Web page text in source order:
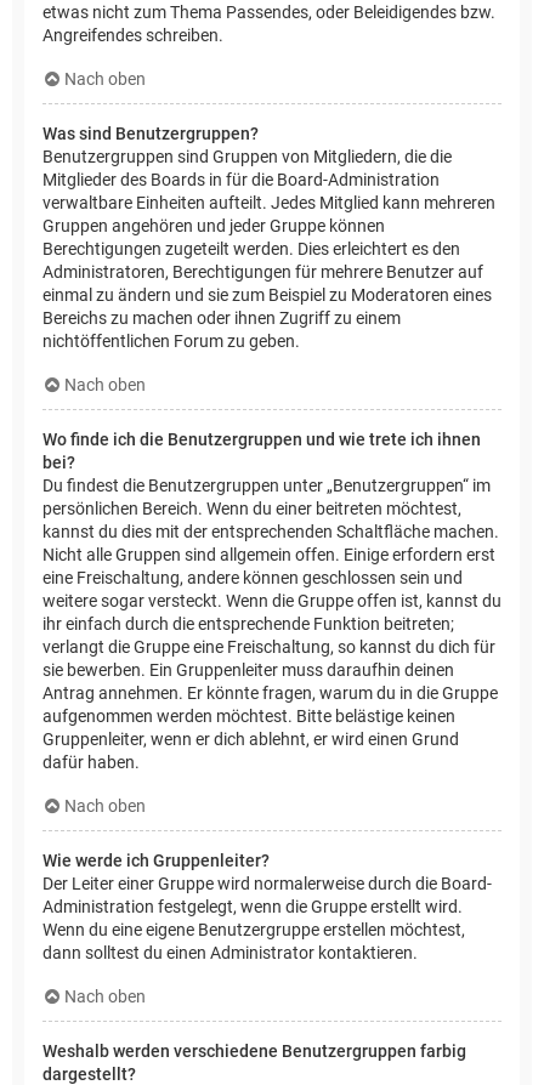
etwas nicht zum Thema Passendes, oder Beleidigendes bzw.
Angreifendes schreiben.
Nach oben
Was sind Benutzergruppen?
Benutzergruppen sind Gruppen von Mitgliedern, die die
Mitglieder des Boards in für die Board-Administration
verwaltbare Einheiten aufteilt. Jedes Mitglied kann mehreren
Gruppen angehören und jeder Gruppe können
Berechtigungen zugeteilt werden. Dies erleichtert es den
Administratoren, Berechtigungen für mehrere Benutzer auf
einmal zu ändern und sie zum Beispiel zu Moderatoren eines
Bereichs zu machen oder ihnen Zugriff zu einem
nichtöffentlichen Forum zu geben.
Nach oben
Wo finde ich die Benutzergruppen und wie trete ich ihnen
bei?
Du findest die Benutzergruppen unter „Benutzergruppen“ im
persönlichen Bereich. Wenn du einer beitreten möchtest,
kannst du dies mit der entsprechenden Schaltfläche machen.
Nicht alle Gruppen sind allgemein offen. Einige erfordern erst
eine Freischaltung, andere können geschlossen sein und
weitere sogar versteckt. Wenn die Gruppe offen ist, kannst du
ihr einfach durch die entsprechende Funktion beitreten;
verlangt die Gruppe eine Freischaltung, so kannst du dich für
sie bewerben. Ein Gruppenleiter muss daraufhin deinen
Antrag annehmen. Er könnte fragen, warum du in die Gruppe
aufgenommen werden möchtest. Bitte belästige keinen
Gruppenleiter, wenn er dich ablehnt, er wird einen Grund
dafür haben.
Nach oben
Wie werde ich Gruppenleiter?
Der Leiter einer Gruppe wird normalerweise durch die Board-
Administration festgelegt, wenn die Gruppe erstellt wird.
Wenn du eine eigene Benutzergruppe erstellen möchtest,
dann solltest du einen Administrator kontaktieren.
Nach oben
Weshalb werden verschiedene Benutzergruppen farbig
dargestellt?